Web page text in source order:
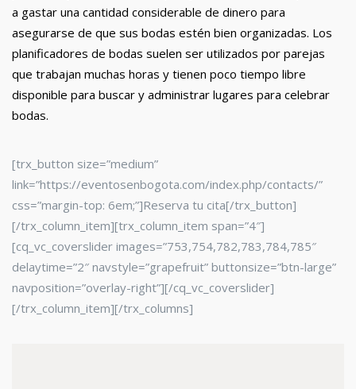
a gastar una cantidad considerable de dinero para
asegurarse de que sus bodas estén bien organizadas. Los
planificadores de bodas suelen ser utilizados por parejas
que trabajan muchas horas y tienen poco tiempo libre
disponible para buscar y administrar lugares para celebrar
bodas.
[trx_button size=”medium”
link=”https://eventosenbogota.com/index.php/contacts/”
css=”margin-top: 6em;”]Reserva tu cita[/trx_button]
[/trx_column_item][trx_column_item span=”4″]
[cq_vc_coverslider images=”753,754,782,783,784,785″
delaytime=”2″ navstyle=”grapefruit” buttonsize=”btn-large”
navposition=”overlay-right”][/cq_vc_coverslider]
[/trx_column_item][/trx_columns]